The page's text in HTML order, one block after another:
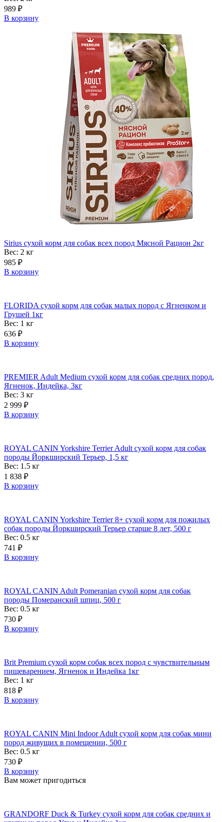
989 ₽
В корзину
Sirius сухой корм для собак всех пород Мясной Рацион 2кг
Вес: 2 кг
985 ₽
В корзину
FLORIDA сухой корм для собак малых пород с Ягненком и
Грушей 1кг
Вес: 1 кг
636 ₽
В корзину
PREMIER Adult Medium сухой корм для собак средних пород,
Ягненок, Индейка, 3кг
Вес: 3 кг
2 999 ₽
В корзину
ROYAL CANIN Yorkshire Terrier Adult сухой корм для собак
породы Йоркширский Терьер, 1,5 кг
Вес: 1.5 кг
1 838 ₽
В корзину
ROYAL CANIN Yorkshire Terrier 8+ сухой корм для пожилых
собак породы Йоркширский Терьер старше 8 лет, 500 г
Вес: 0.5 кг
741 ₽
В корзину
ROYAL CANIN Adult Pomeranian сухой корм для собак
породы Померанский шпиц, 500 г
Вес: 0.5 кг
730 ₽
В корзину
Brit Premium сухой корм собак всех пород с чувствительным
пищеварением, Ягненок и Индейка 1кг
Вес: 1 кг
818 ₽
В корзину
ROYAL CANIN Mini Indoor Adult сухой корм для собак мини
пород живущих в помещении, 500 г
Вес: 0.5 кг
730 ₽
В корзину
Вам может пригодиться
GRANDORF Duck & Turkey сухой корм для собак средних и